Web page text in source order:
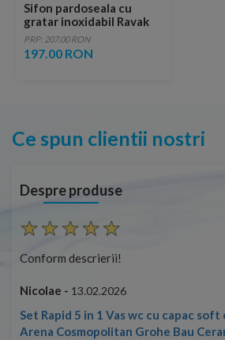
Sifon pardoseala cu
gratar inoxidabil Ravak
Snake 11x11xH5 cm
PRP: 207.00 RON
197.00 RON
Ce spun clientii nostri
Despre produse
Conform descrierii!
Nicolae - 13.02.2026
Set Rapid 5 in 1 Vas wc cu capac
Arena Cosmopolitan Grohe Bau